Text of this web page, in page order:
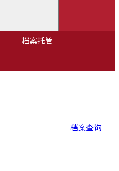
档案托管
档案查询